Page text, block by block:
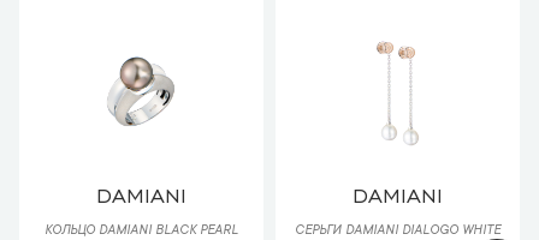
DAMIANI
КОЛЬЦО DAMIANI BLACK PEARL
DAMIANI
СЕРЬГИ DAMIANI DIALOGO WHITE